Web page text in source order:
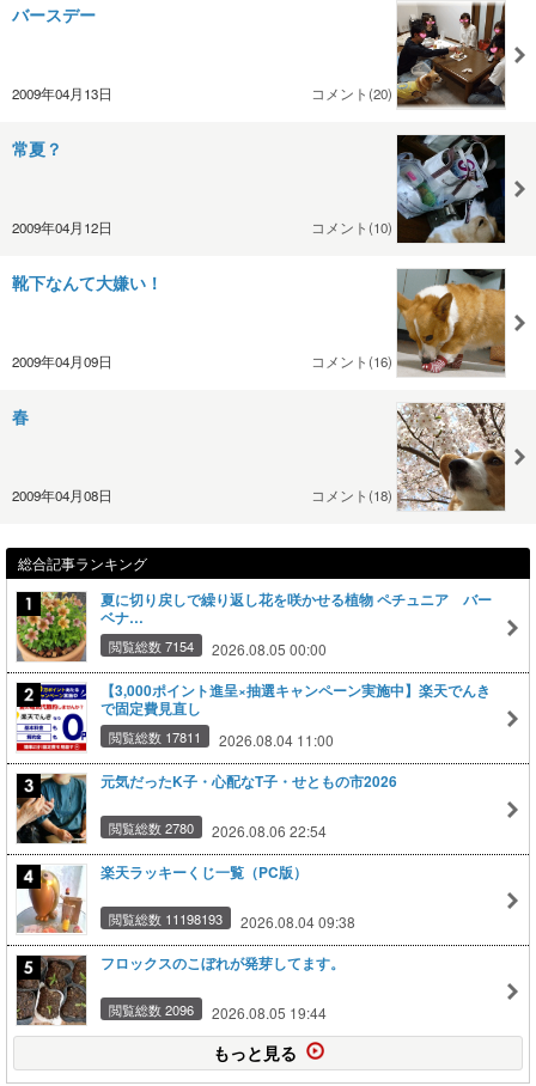
バースデー
2009年04月13日 コメント(20)
常夏？
2009年04月12日 コメント(10)
靴下なんて大嫌い！
2009年04月09日 コメント(16)
春
2009年04月08日 コメント(18)
総合記事ランキング
夏に切り戻しで繰り返し花を咲かせる植物 ペチュニア バー
ベナ…
閲覧総数 7154 2026.08.05 00:00
【3,000ポイント進呈×抽選キャンペーン実施中】楽天でんき
で固定費見直し
閲覧総数 17811 2026.08.04 11:00
元気だったK子・心配なT子・せともの市2026
閲覧総数 2780 2026.08.06 22:54
楽天ラッキーくじ一覧（PC版）
閲覧総数 11198193 2026.08.04 09:38
フロックスのこぼれが発芽してます。
閲覧総数 2096 2026.08.05 19:44
もっと見る